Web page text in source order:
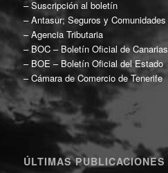
–Suscripción al boletín
–Antasur; Seguros y Comunidades
–Agencia Tributaria
– BOC – Boletín Oficial de Canarias
– BOE – Boletín Oficial del Estado
–Cámara de Comercio de Tenerife
ÚLTIMAS PUBLICACIONES